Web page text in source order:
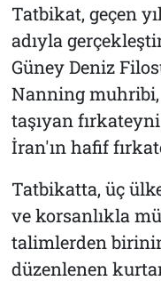
Tatbikat, geçen
adıyla
Güney Deniz
Nanning
taşıyan
İran'ın hafif
Tatbikatta, üç
ve korsanlıkla
talimlerden
düzenlenen